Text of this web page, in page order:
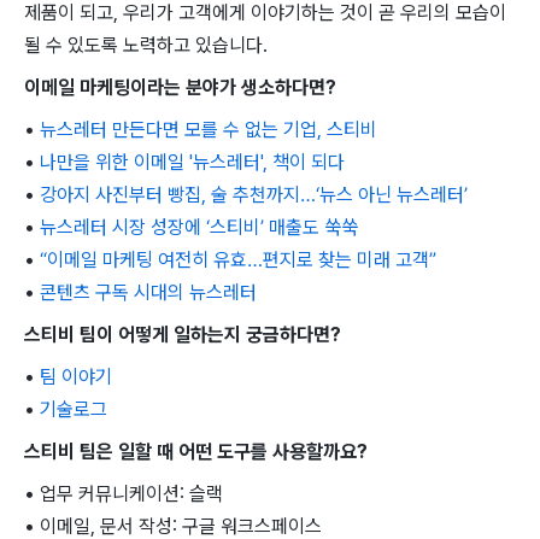
제품이 되고, 우리가 고객에게 이야기하는 것이 곧 우리의 모습이
될 수 있도록 노력하고 있습니다.
이메일 마케팅이라는 분야가 생소하다면?
• 뉴스레터 만든다면 모를 수 없는 기업, 스티비
• 나만을 위한 이메일 '뉴스레터', 책이 되다
• 강아지 사진부터 빵집, 술 추천까지…‘뉴스 아닌 뉴스레터’
• 뉴스레터 시장 성장에 ‘스티비’ 매출도 쑥쑥
• “이메일 마케팅 여전히 유효…편지로 찾는 미래 고객”
• 콘텐츠 구독 시대의 뉴스레터
스티비 팀이 어떻게 일하는지 궁금하다면?
• 팀 이야기
• 기술로그
스티비 팀은 일할 때 어떤 도구를 사용할까요?
• 업무 커뮤니케이션: 슬랙
• 이메일, 문서 작성: 구글 워크스페이스